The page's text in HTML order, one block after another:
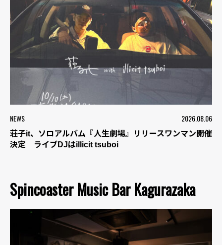
NEWS 2026.08.06
荘子it、ソロアルバム『人生劇場』リリースワンマン開催
決定 ライブDJはillicit tsuboi
Spincoaster Music Bar Kagurazaka